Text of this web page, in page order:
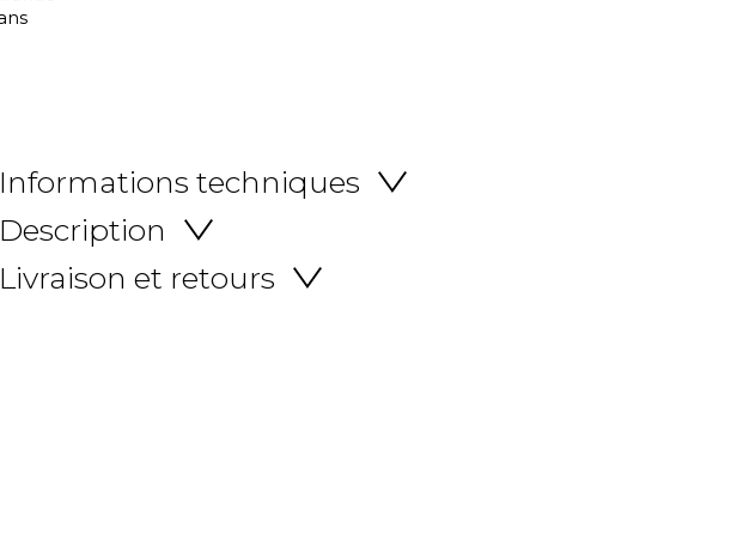
Informations techniques
Description
Livraison et retours